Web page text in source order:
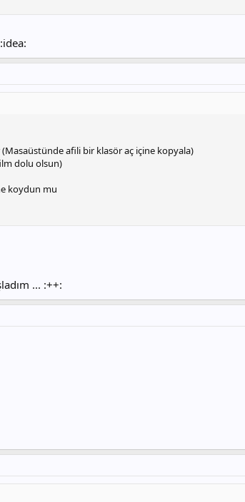
afili bir klasör aç içine kopyala)
dolu olsun)
koydun mu
... :++: